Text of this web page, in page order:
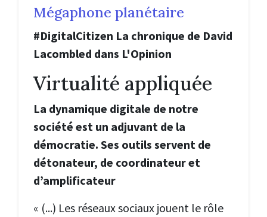
Mégaphone planétaire
#DigitalCitizen La chronique de David
Lacombled dans L'Opinion
Virtualité appliquée
La dynamique digitale de notre
société est un adjuvant de la
démocratie. Ses outils servent de
détonateur, de coordinateur et
d’amplificateur
« (...) Les réseaux sociaux jouent le rôle